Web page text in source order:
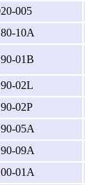
005
10A
01B
02L
02P
05A
09A
01A